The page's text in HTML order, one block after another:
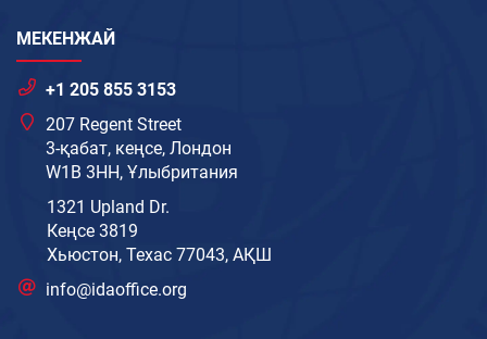
МЕКЕНЖАЙ
+1 205 855 3153
207 Regent Street
3-қабат, кеңсе, Лондон
W1B 3HH, Ұлыбритания
1321 Upland Dr.
Кеңсе 3819
Хьюстон, Техас 77043, АҚШ
info@idaoffice.org